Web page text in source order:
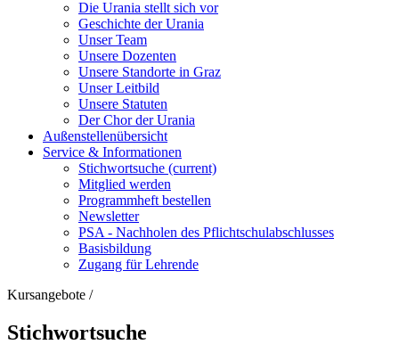
Die Urania stellt sich vor
Geschichte der Urania
Unser Team
Unsere Dozenten
Unsere Standorte in Graz
Unser Leitbild
Unsere Statuten
Der Chor der Urania
Außenstellenübersicht
Service & Informationen
Stichwortsuche (current)
Mitglied werden
Programmheft bestellen
Newsletter
PSA - Nachholen des Pflichtschulabschlusses
Basisbildung
Zugang für Lehrende
Kursangebote /
Stichwortsuche